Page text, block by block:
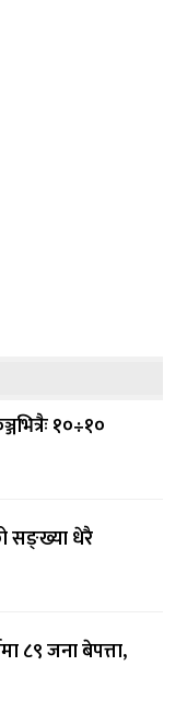
१०÷१०
सङ्ख्या धेरै
८९ जना बेपत्ता,